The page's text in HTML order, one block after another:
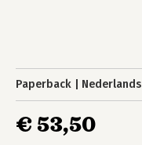
Paperback Nederlands
€ 53,50